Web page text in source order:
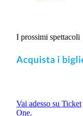
I prossimi spettacoli
Vai adesso su Ticket
One.